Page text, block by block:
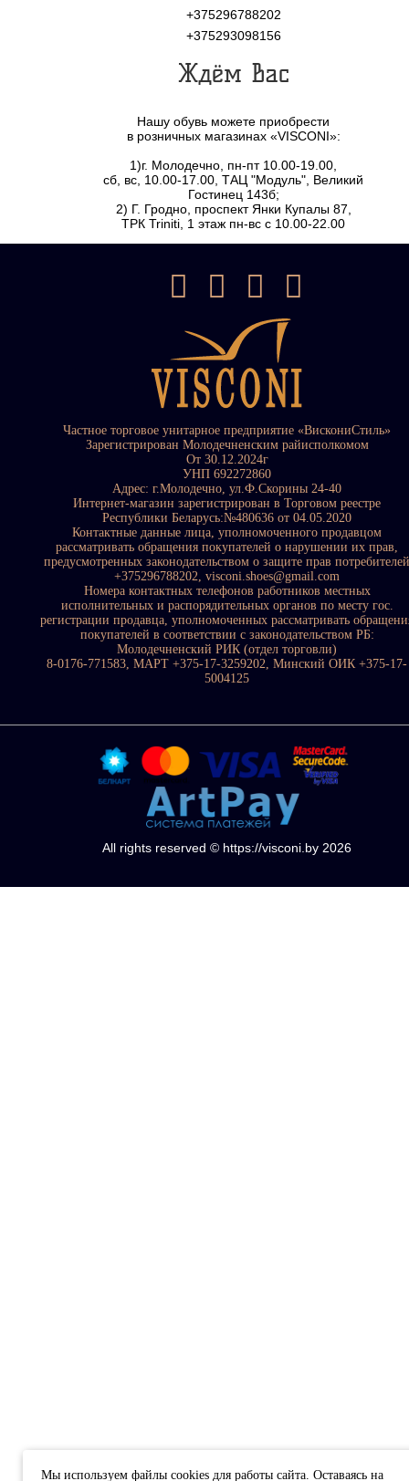
+375296788202
+375293098156
Ждём Вас
Нашу обувь можете приобрести
в розничных магазинах «VISCONI»:
1)г. Молодечно, пн-пт 10.00-19.00,
сб, вс, 10.00-17.00, ТАЦ "Модуль", Великий
Гостинец 143б;
2) Г. Гродно, проспект Янки Купалы 87,
ТРК Triniti, 1 этаж пн-вс с 10.00-22.00
Частное торговое унитарное предприятие «ВискониСтиль»
Зарегистрирован Молодечненским райисполкомом
От 30.12.2024г
УНП 692272860
Адрес: г.Молодечно, ул.Ф.Скорины 24-40
Интернет-магазин зарегистрирован в Торговом реестре
Республики Беларусь:№480636 от 04.05.2020
Контактные данные лица, уполномоченного продавцом
рассматривать обращения покупателей о нарушении их прав,
предусмотренных законодательством о защите прав потребителей
+375296788202, visconi.shoes@gmail.com
Номера контактных телефонов работников местных
исполнительных и распорядительных органов по месту гос.
регистрации продавца, уполномоченных рассматривать
покупателей в соответствии с законодательством РБ:
Молодечненский РИК (отдел торговли)
8-0176-771583, МАРТ +375-17-3259202, Минский ОИК +375-17-
5004125
All rights reserved © https://visconi.by 2026
Мы используем файлы cookies для работы сайта. Оставаясь на